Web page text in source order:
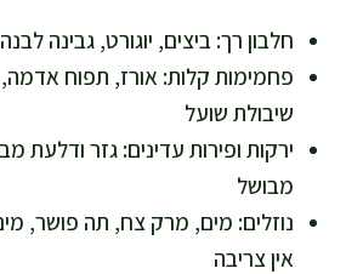
חלבון רך: ביצים, יוגורט, גבינה
פחמימות קלות: אורז, תפוח
שיבולת שועל
ירקות ופירות עדינים: גזר ודלעת
מבושל
נוזלים: מים, מרק צח, תה פושר,
אין צריבה